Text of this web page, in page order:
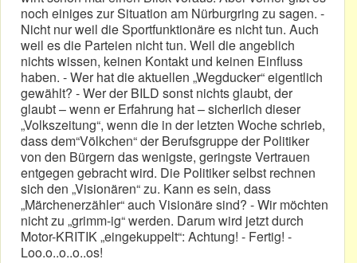
noch einiges zur Situation am Nürburgring zu sagen. -
Nicht nur weil die Sportfunktionäre es nicht tun. Auch
weil es die Parteien nicht tun. Weil die angeblich
nichts wissen, keinen Kontakt und keinen Einfluss
haben. - Wer hat die aktuellen „Wegducker“ eigentlich
gewählt? - Wer der BILD sonst nichts glaubt, der
glaubt – wenn er Erfahrung hat – sicherlich dieser
„Volkszeitung“, wenn die in der letzten Woche schrieb,
dass dem“Völkchen“ der Berufsgruppe der Politiker
von den Bürgern das wenigste, geringste Vertrauen
entgegen gebracht wird. Die Politiker selbst rechnen
sich den „Visionären“ zu. Kann es sein, dass
„Märchenerzähler“ auch Visionäre sind? - Wir möchten
nicht zu „grimm-ig“ werden. Darum wird jetzt durch
Motor-KRITIK „eingekuppelt“: Achtung! - Fertig! -
Loo.o..o..o..os!